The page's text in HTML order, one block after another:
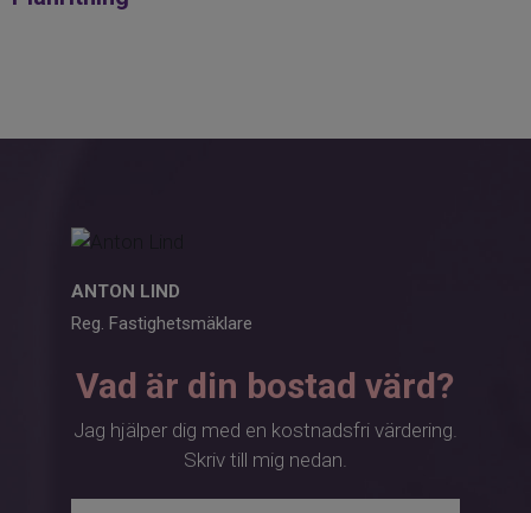
ANTON LIND
Reg. Fastighetsmäklare
Vad är din bostad värd?
Jag hjälper dig med en kostnadsfri värdering.
Skriv till mig nedan.